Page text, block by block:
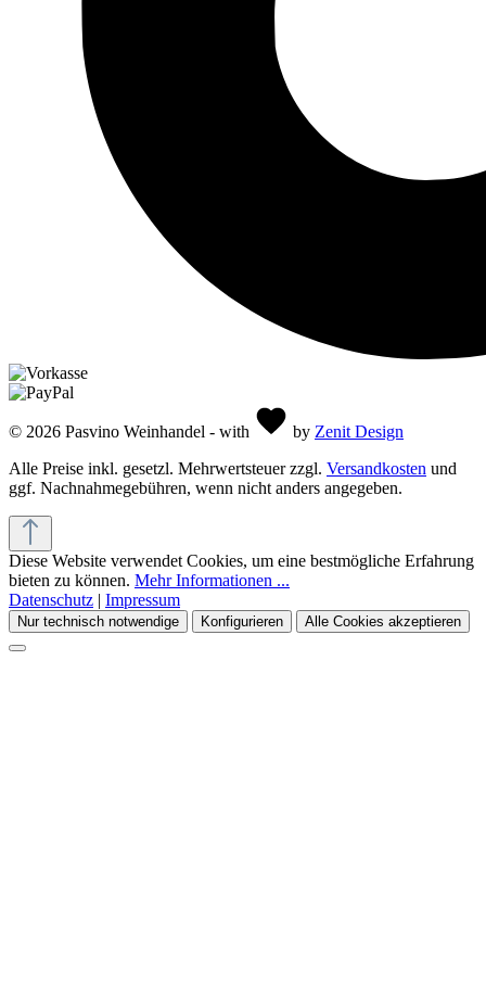
© 2026 Pasvino Weinhandel - with by Zenit Design
Alle Preise inkl. gesetzl. Mehrwertsteuer zzgl. Versandkosten und
ggf. Nachnahmegebühren, wenn nicht anders angegeben.
Diese Website verwendet Cookies, um eine bestmögliche Erfahrung
bieten zu können. Mehr Informationen ...
Datenschutz | Impressum
Nur technisch notwendige Konfigurieren Alle Cookies akzeptieren